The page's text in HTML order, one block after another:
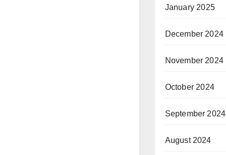
January 2025
December 2024
November 2024
October 2024
September 2024
August 2024